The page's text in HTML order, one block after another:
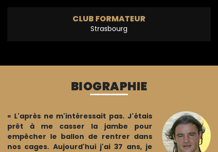
CLUB FORMATEUR
Strasbourg
BIOGRAPHIE
« L'après ne m'intéressait pas. J'étais
prêt à me casser la jambe pour
empêcher le ballon de rentrer dans
nos cages. Aujourd'hui j'ai 37 ans, je